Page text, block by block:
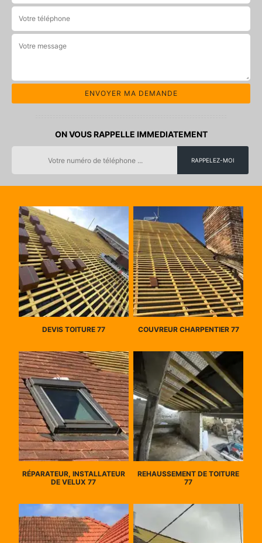
ON VOUS RAPPELLE IMMEDIATEMENT
DEVIS TOITURE 77 COUVREUR CHARPENTIER 77
RÉPARATEUR, INSTALLATEUR
DE VELUX 77
REHAUSSEMENT DE TOITURE
77